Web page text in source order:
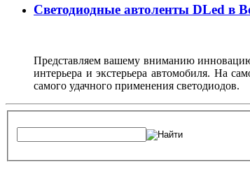
Светодиодные автоленты DLed в
Представляем вашему вниманию инновацию
интерьера и экстерьера автомобиля. На
самого удачного применения светодиодов.